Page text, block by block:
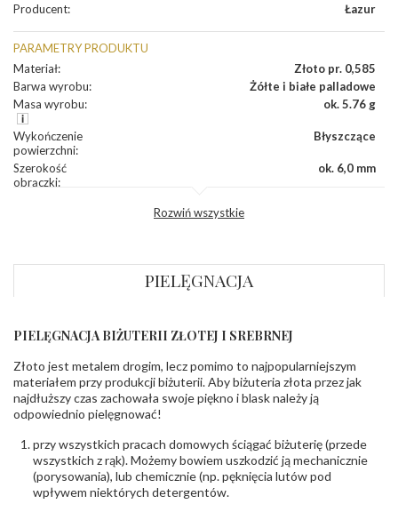
Producent: Łazur
PARAMETRY PRODUKTU
Materiał:
Złoto pr. 0,585
Barwa wyrobu:
Żółte i białe palladowe
Masa wyrobu: ok. 5.76 g
Wykończenie
powierzchni:
Błyszczące
Szerokość
obrączki:
ok. 6,0 mm
INNE PARAMETRY
Producent
odpowiedzialny:
Łazur sp.j. Kowalowy 134 38-200 Jasło; NIP:
6850004631; tel.13 44 56 100;
biuro@obraczki.pl ,PZ Stelmach Sp. z o.o. ul.
Północna 22 45-805 Opole; NIP 7542889545;
Tel. +48 77 54 90 100; biuro@stelmach.pl
Bezpieczeństwo
- rodzaj
ostrzeżenia:
Nie nadaje się dla dzieci w wieku poniżej 3 lat
, Elementy w wyrobie wykonane z białego złota
zawierają nikiel
Rozwiń wszystkie
PIELĘGNACJA
PIELĘGNACJA BIŻUTERII ZŁOTEJ I SREBRNEJ
Złoto jest metalem drogim, lecz pomimo to najpopularniejszym
materiałem przy produkcji biżuterii. Aby biżuteria złota przez jak
najdłuższy czas zachowała swoje piękno i blask należy ją
odpowiednio pielęgnować!
przy wszystkich pracach domowych ściągać biżuterię (przede
wszystkich z rąk). Możemy bowiem uszkodzić ją mechanicznie
(porysowania), lub chemicznie (np. pęknięcia lutów pod
wpływem niektórych detergentów.